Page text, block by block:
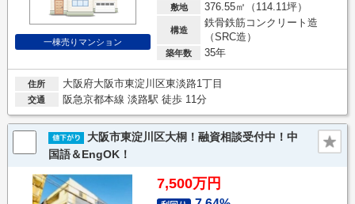
一棟売りマンション
敷地 376.55㎡（114.11坪）
構造
鉄骨鉄筋コンクリート造
（SRC造）
築年数 35年
住所 大阪府大阪市東淀川区東淡路1丁目
交通 阪急京都本線 淡路駅 徒歩 11分
大阪市東淀川区大桐！融資相談受付中！中
国語＆EngOK！
7,500万円